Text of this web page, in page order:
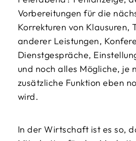
Vorbereitungen für die
Korrekturen von Klausuren,
anderer Leistungen,
Dienstgespräche,
und noch alles Mögliche, je
zusätzliche Funktion eben
wird.
In der Wirtschaft ist es so,